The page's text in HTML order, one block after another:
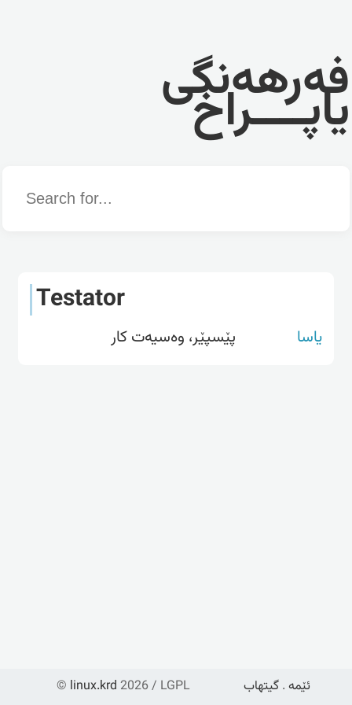
فەرهەنگی
یاپــــراخ
Word
Testator
یاسا پێسپێر، وەسیەت کار
© linux.krd 2026 / LGPL ئێمە . گیتهاب